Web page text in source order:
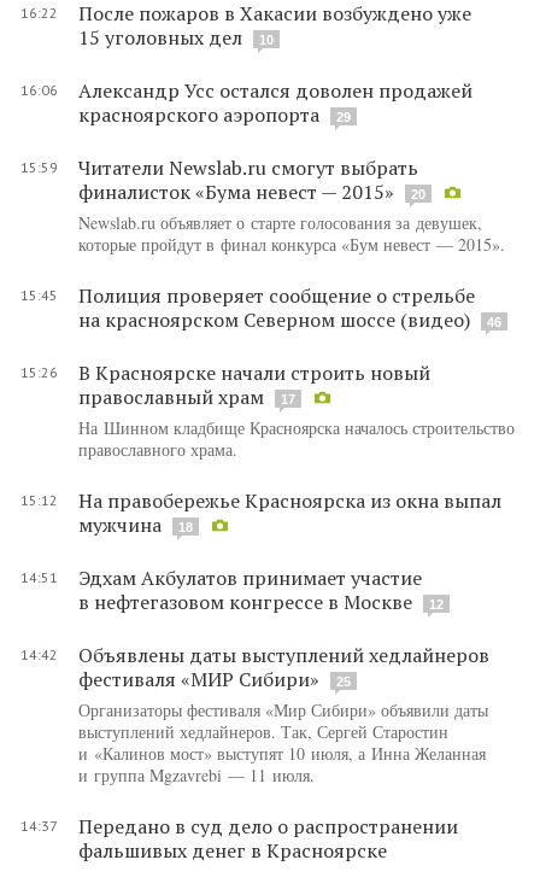
16:22
После пожаров в Хакасии возбуждено уже
15 уголовных дел
10
16:06
Александр Усс остался доволен продажей
красноярского аэропорта
29
15:59
Читатели Newslab.ru смогут выбрать
финалисток «Бума невест — 2015»
20
Newslab.ru объявляет о старте голосования за девушек,
которые пройдут в финал конкурса «Бум невест — 2015».
15:45
Полиция проверяет сообщение о стрельбе
на красноярском Северном шоссе (видео)
46
15:26
В Красноярске начали строить новый
православный храм
17
На Шинном кладбище Красноярска началось строительство
православного храма.
15:12
На правобережье Красноярска из окна выпал
мужчина
18
14:51
Эдхам Акбулатов принимает участие
в нефтегазовом конгрессе в Москве
12
14:42
Объявлены даты выступлений хедлайнеров
фестиваля «МИР Сибири»
25
Организаторы фестиваля «Мир Сибири» объявили даты
выступлений хедлайнеров. Так, Сергей Старостин
и «Калинов мост» выступят 10 июля, а Инна Желанная
и группа Mgzavrebi — 11 июля.
14:37
Передано в суд дело о распространении
фальшивых денег в Красноярске